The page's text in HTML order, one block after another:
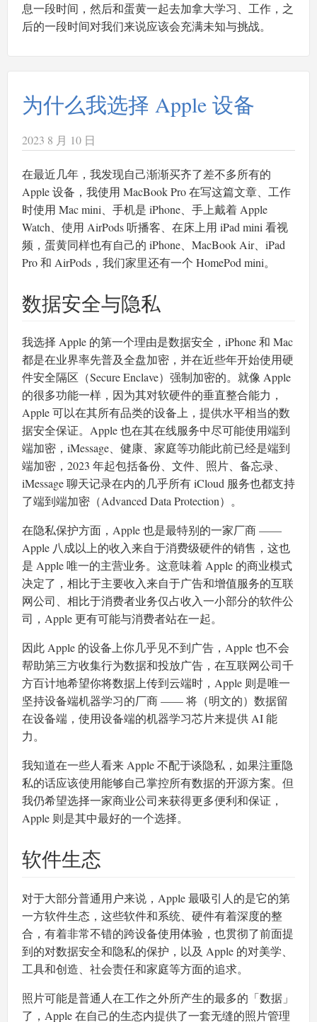
息一段时间，然后和蛋黄一起去加拿大学习、工作，之
后的一段时间对我们来说应该会充满未知与挑战。
为什么我选择 Apple 设备
2023 8 月 10 日
在最近几年，我发现自己渐渐买齐了差不多所有的
Apple 设备，我使用 MacBook Pro 在写这篇文章、工作
时使用 Mac mini、手机是 iPhone、手上戴着 Apple
Watch、使用 AirPods 听播客、在床上用 iPad mini 看视
频，蛋黄同样也有自己的 iPhone、MacBook Air、iPad
Pro 和 AirPods，我们家里还有一个 HomePod mini。
数据安全与隐私
我选择 Apple 的第一个理由是数据安全，iPhone 和 Mac
都是在业界率先普及全盘加密，并在近些年开始使用硬
件安全隔区（Secure Enclave）强制加密的。就像 Apple
的很多功能一样，因为其对软硬件的垂直整合能力，
Apple 可以在其所有品类的设备上，提供水平相当的数
据安全保证。Apple 也在其在线服务中尽可能使用端到
端加密，iMessage、健康、家庭等功能此前已经是端到
端加密，2023 年起包括备份、文件、照片、备忘录、
iMessage 聊天记录在内的几乎所有 iCloud 服务也都支持
了端到端加密（Advanced Data Protection）。
在隐私保护方面，Apple 也是最特别的一家厂商 ——
Apple 八成以上的收入来自于消费级硬件的销售，这也
是 Apple 唯一的主营业务。这意味着 Apple 的商业模式
决定了，相比于主要收入来自于广告和增值服务的互联
网公司、相比于消费者业务仅占收入一小部分的软件公
司，Apple 更有可能与消费者站在一起。
因此 Apple 的设备上你几乎见不到广告，Apple 也不会
帮助第三方收集行为数据和投放广告，在互联网公司千
方百计地希望你将数据上传到云端时，Apple 则是唯一
坚持设备端机器学习的厂商 —— 将（明文的）数据留
在设备端，使用设备端的机器学习芯片来提供 AI 能
力。
我知道在一些人看来 Apple 不配于谈隐私，如果注重隐
私的话应该使用能够自己掌控所有数据的开源方案。但
我仍希望选择一家商业公司来获得更多便利和保证，
Apple 则是其中最好的一个选择。
软件生态
对于大部分普通用户来说，Apple 最吸引人的是它的第
一方软件生态，这些软件和系统、硬件有着深度的整
合，有着非常不错的跨设备使用体验，也贯彻了前面提
到的对数据安全和隐私的保护，以及 Apple 的对美学、
工具和创造、社会责任和家庭等方面的追求。
照片可能是普通人在工作之外所产生的最多的「数据」
了，Apple 在自己的生态内提供了一套无缝的照片管理